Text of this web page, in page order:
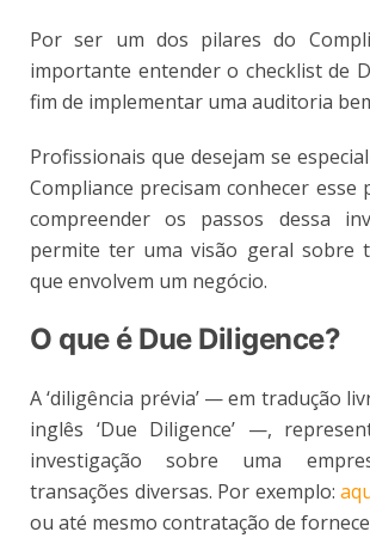
Por ser um dos pilares do
importante entender o checklist de
fim de implementar uma auditoria
Profissionais que desejam se
Compliance precisam conhecer esse
compreender os passos dessa
permite ter uma visão geral sobre
que envolvem um negócio.
O que é Due Diligence?
A ‘diligência prévia’ — em tradução
inglês ‘Due Diligence’ —,
investigação sobre uma
transações diversas. Por exemplo:
ou até mesmo contratação de